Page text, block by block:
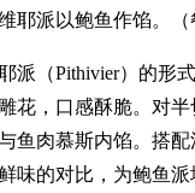
耶派以鲍鱼作馅。（
派（Pithivier）的形
花，口感酥脆。对
鱼肉慕斯内馅。搭配
味的对比，为鲍鱼派